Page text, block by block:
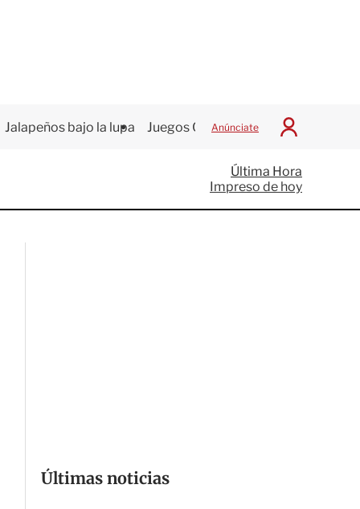
Jalapeños bajo la lupa Juegos Centroamericanos
Anúnciate
I
c
i
a
Última Hora
Impreso de hoy
Últimas noticias